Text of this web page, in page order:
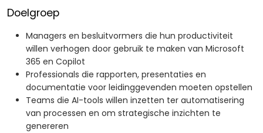
Doelgroep
Managers en besluitvormers die hun productiviteit
willen verhogen door gebruik te maken van Microsoft
365 en Copilot
Professionals die rapporten, presentaties en
documentatie voor leidinggevenden moeten opstellen
Teams die AI-tools willen inzetten ter automatisering
van processen en om strategische inzichten te
genereren